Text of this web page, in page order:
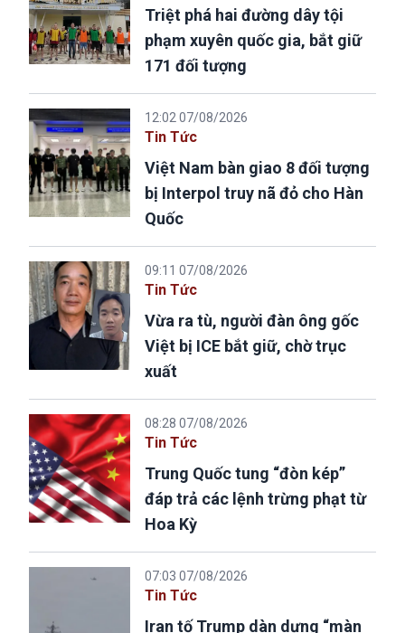
Triệt phá hai đường dây tội
phạm xuyên quốc gia, bắt giữ
171 đối tượng
12:02 07/08/2026
Tin Tức
Việt Nam bàn giao 8 đối tượng
bị Interpol truy nã đỏ cho Hàn
Quốc
09:11 07/08/2026
Tin Tức
Vừa ra tù, người đàn ông gốc
Việt bị ICE bắt giữ, chờ trục
xuất
08:28 07/08/2026
Tin Tức
Trung Quốc tung “đòn kép”
đáp trả các lệnh trừng phạt từ
Hoa Kỳ
07:03 07/08/2026
Tin Tức
Iran tố Trump dàn dựng “màn